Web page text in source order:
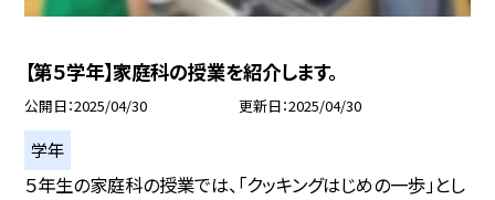
【第５学年】家庭科の授業を紹介します。
公開日 2025/04/30 更新日 2025/04/30
学年
５年生の家庭科の授業では、「クッキングはじめの一歩」とし